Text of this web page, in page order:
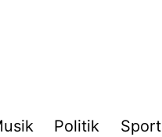
Politik Sport